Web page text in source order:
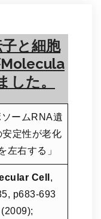
と細胞
Molecula
した。
ソームRNA遺
安定性が老化
左右する」
Cell ,
p683-693
(2009);